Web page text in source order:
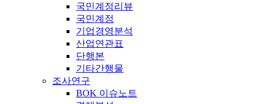
국민계정리뷰
국민계정
기업경영분석
산업연관표
단행본
기타간행물
조사연구
BOK 이슈노트